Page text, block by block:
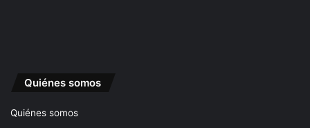
Quiénes somos
Quiénes somos